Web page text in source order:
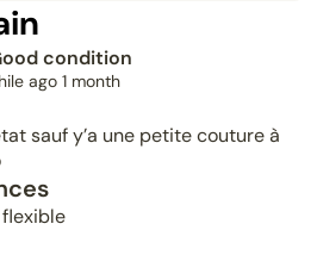
condition
ago 1 month
sauf y’a une petite couture à